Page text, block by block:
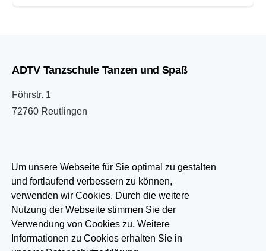
Um unsere Webseite für Sie optimal zu gestalten
und fortlaufend verbessern zu können,
verwenden wir Cookies. Durch die weitere
Nutzung der Webseite stimmen Sie der
Verwendung von Cookies zu. Weitere
Informationen zu Cookies erhalten Sie in
ADTV Tanzschule Tanzen und Spaß
Föhrstr. 1
72760 Reutlingen
07121 333033
info@tanzen-und-spass.de
Besuchen Sie uns auf: